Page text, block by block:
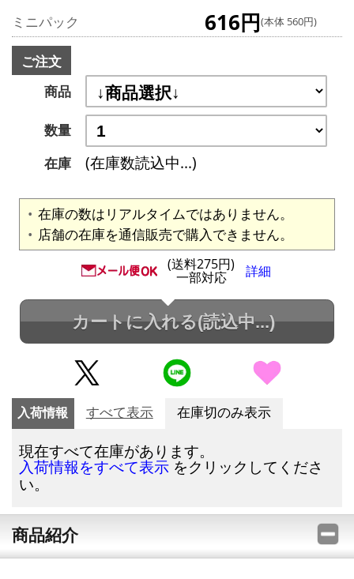
ミニパック 616円(本体 560円)
ご注文
商品
数量
在庫
(在庫数読込中...)
在庫の数はリアルタイムではありません。
店舗の在庫を通信販売で購入できません。
(送料275円)
一部対応 詳細
カートに入れる(読込中...)
入荷情報 すべて表示 在庫切のみ表示
現在すべて在庫があります。
入荷情報をすべて表示 をクリックしてくださ
い。
商品紹介